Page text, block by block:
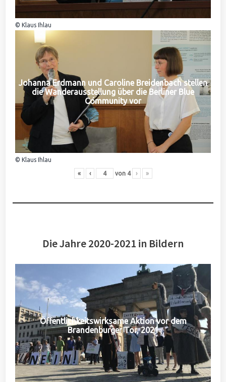
© Klaus Ihlau
Johanna Erdmann und Caroline Breidenbach stellen
die Wanderausstellung über die Berliner Blue
Community vor
© Klaus Ihlau
« ‹ von 4 › »
Die Jahre 2020-2021 in Bildern
Öffentlichkeitswirksame Aktion vor dem
Brandenburger Tor, 2021